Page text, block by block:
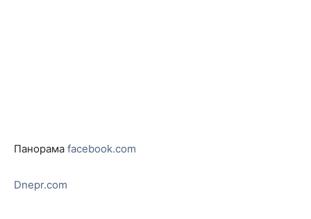
Панорама facebook.com
Dnepr.com